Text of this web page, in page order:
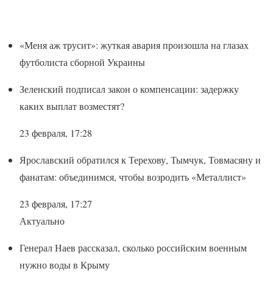
«Меня аж трусит»: жуткая авария произошла на глазах
футболиста сборной Украины
Зеленский подписал закон о компенсации: задержку
каких выплат возместят?
23 февраля, 17:28
Ярославский обратился к Терехову, Тымчук, Товмасяну и
фанатам: объединимся, чтобы возродить «Металлист»
23 февраля, 17:27
Актуально
Генерал Наев рассказал, сколько российским военным
нужно воды в Крыму